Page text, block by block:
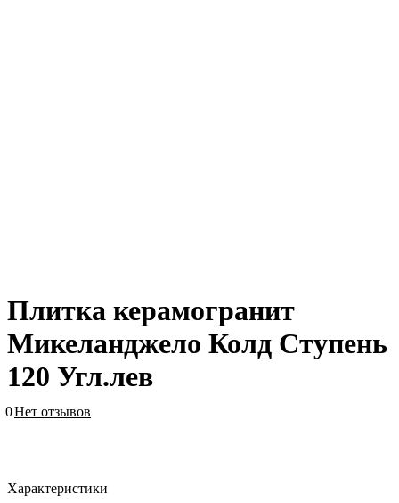
Плитка керамогранит
Микеланджело Колд Ступень
120 Угл.лев
0Нет отзывов
Характеристики